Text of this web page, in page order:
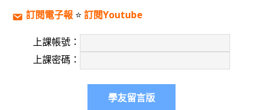
訂閱電子報 ⭐️ 訂閱Youtube
上課帳號：
上課密碼：